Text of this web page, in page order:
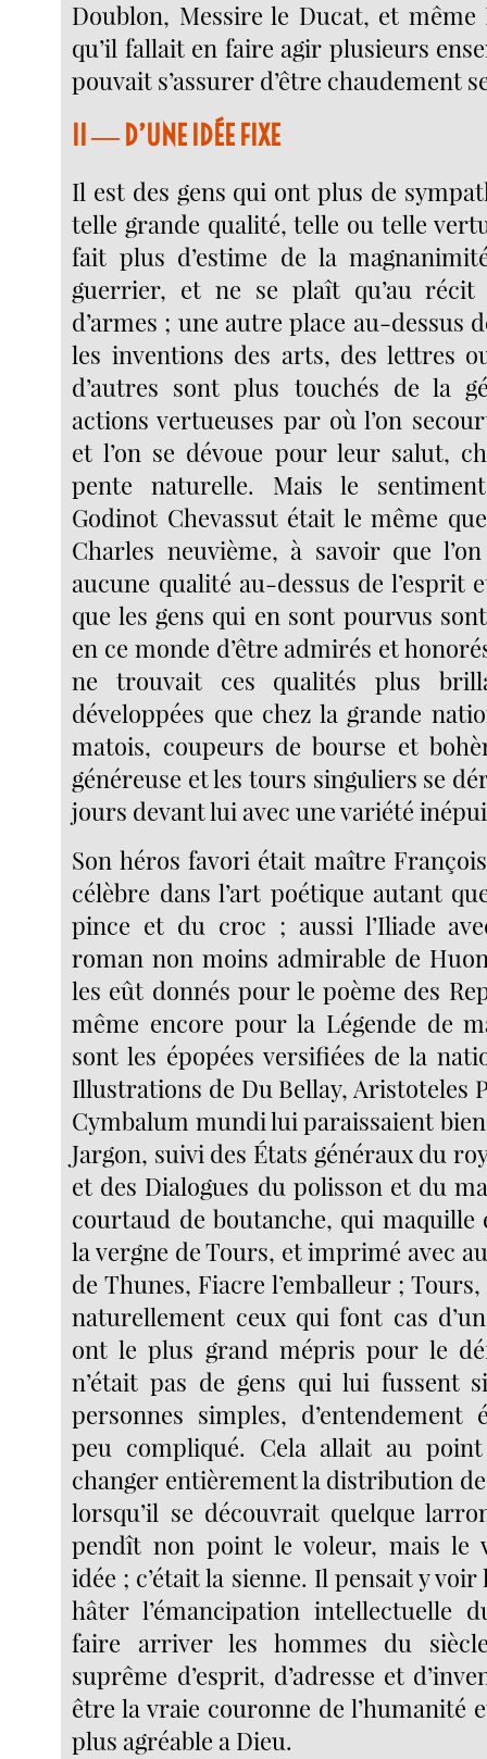
Doublon, Messire le Ducat, et même
qu’il fallait en faire agir plusieurs
pouvait s’assurer d’être chaudement
II ― D’UNE IDÉE FIXE
Il est des gens qui ont plus de
telle grande qualité, telle ou telle
fait plus d’estime de la
guerrier, et ne se plaît qu’au récit
d’armes ; une autre place au-dessus
les inventions des arts, des lettres
d’autres sont plus touchés de la
actions vertueuses par où l’on
et l’on se dévoue pour leur salut,
pente naturelle. Mais le
Godinot Chevassut était le même
Charles neuvième, à savoir que
aucune qualité au-dessus de l’esprit
que les gens qui en sont pourvus
en ce monde d’être admirés et
ne trouvait ces qualités plus
développées que chez la grande
matois, coupeurs de bourse et
généreuse et les tours singuliers se
jours devant lui avec une variété
Son héros favori était maître
célèbre dans l’art poétique autant
pince et du croc ; aussi l’Iliade
roman non moins admirable de
les eût donnés pour le poème des
même encore pour la Légende de
sont les épopées versifiées de la
Illustrations de Du Bellay, Aristoteles
Cymbalum mundi lui paraissaient
Jargon, suivi des États généraux du
et des Dialogues du polisson et du
courtaud de boutanche, qui maquille
la vergne de Tours, et imprimé avec
de Thunes, Fiacre l’emballeur ;
naturellement ceux qui font cas
ont le plus grand mépris pour le
n’était pas de gens qui lui fussent
personnes simples, d’entendement
peu compliqué. Cela allait au
changer entièrement la distribution
lorsqu’il se découvrait quelque
pendît non point le voleur, mais le
idée ; c’était la sienne. Il pensait y
hâter l’émancipation intellectuelle
faire arriver les hommes du
suprême d’esprit, d’adresse et
être la vraie couronne de l’humanité
plus agréable a Dieu.